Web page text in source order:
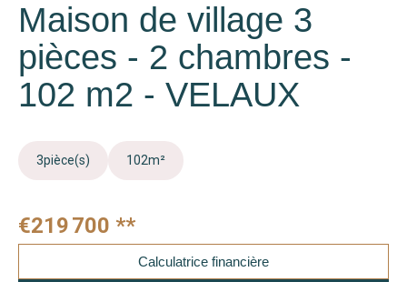
Maison de village 3
pièces - 2 chambres -
102 m2 - VELAUX
3pièce(s) 102m²
€219 700 **
Calculatrice financière